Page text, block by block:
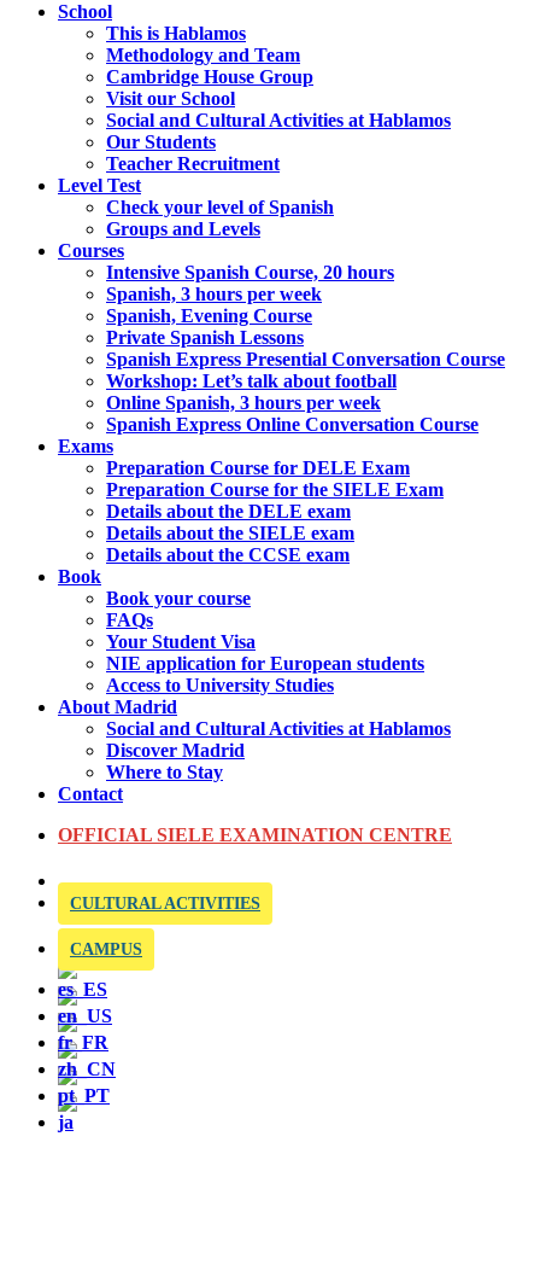
School
This is Hablamos
Methodology and Team
Cambridge House Group
Visit our School
Social and Cultural Activities at Hablamos
Our Students
Teacher Recruitment
Level Test
Check your level of Spanish
Groups and Levels
Courses
Intensive Spanish Course, 20 hours
Spanish, 3 hours per week
Spanish, Evening Course
Private Spanish Lessons
Spanish Express Presential Conversation Course
Workshop: Let’s talk about football
Online Spanish, 3 hours per week
Spanish Express Online Conversation Course
Exams
Preparation Course for DELE Exam
Preparation Course for the SIELE Exam
Details about the DELE exam
Details about the SIELE exam
Details about the CCSE exam
Book
Book your course
FAQs
Your Student Visa
NIE application for European students
Access to University Studies
About Madrid
Social and Cultural Activities at Hablamos
Discover Madrid
Where to Stay
Contact
OFFICIAL SIELE EXAMINATION CENTRE
CULTURAL ACTIVITIES
CAMPUS